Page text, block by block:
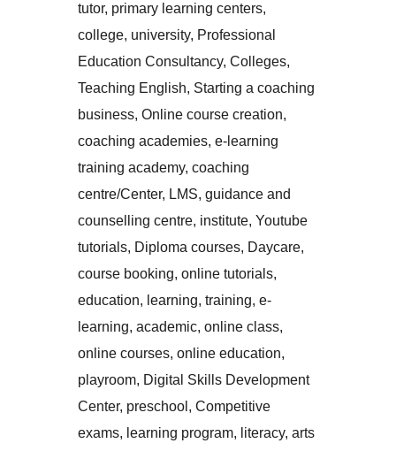
tutor, primary learning centers,
college, university, Professional
Education Consultancy, Colleges,
Teaching English, Starting a coaching
business, Online course creation,
coaching academies, e-learning
training academy, coaching
centre/Center, LMS, guidance and
counselling centre, institute, Youtube
tutorials, Diploma courses, Daycare,
course booking, online tutorials,
education, learning, training, e-
learning, academic, online class,
online courses, online education,
playroom, Digital Skills Development
Center, preschool, Competitive
exams, learning program, literacy, arts